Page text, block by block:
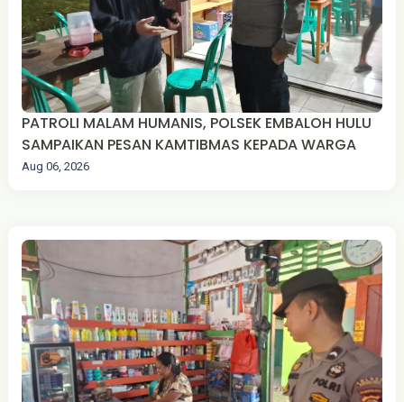
PATROLI MALAM HUMANIS, POLSEK EMBALOH HULU
SAMPAIKAN PESAN KAMTIBMAS KEPADA WARGA
Aug 06, 2026